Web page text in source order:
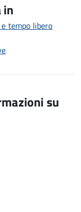
in
tempo libero
su